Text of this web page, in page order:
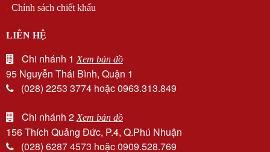
Chính sách chiết khấu
LIÊN HỆ
Chi nhánh 1Xem bản đồ
95 Nguyễn Thái Bình, Quận 1
(028) 2253 3774 hoặc 0963.313.849
Chi nhánh 2Xem bản đồ
156 Thích Quảng Đức, P.4, Q.Phú Nhuận
(028) 6287 4573 hoặc 0909.528.769